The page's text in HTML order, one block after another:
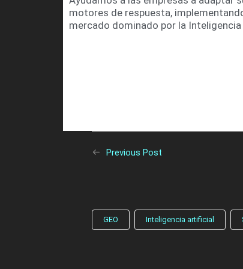
motores de respuesta,
mercado dominado por la
Previous Post
GEO Inteligencia artificial